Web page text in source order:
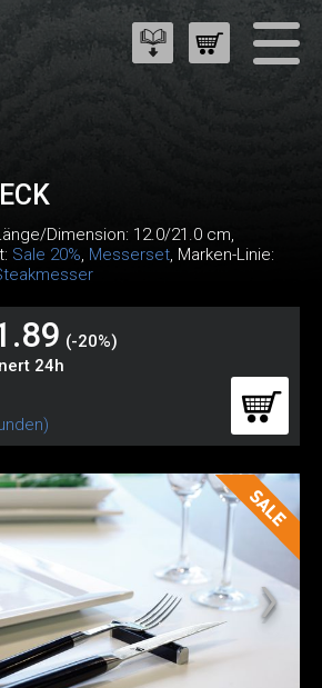
Dimension: 12.0/21.0 cm,
Sale 20%, Messerset, Marken-Linie:
(-20%)
24h